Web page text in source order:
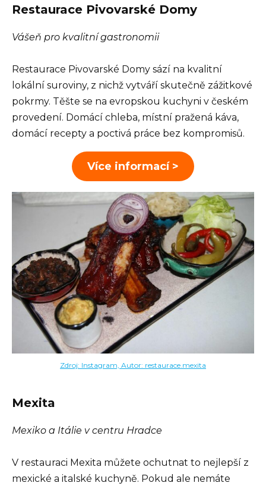
Restaurace Pivovarské Domy
Vášeň pro kvalitní gastronomii
Restaurace Pivovarské Domy sází na kvalitní
lokální suroviny, z nichž vytváří skutečně zážitkové
pokrmy. Těšte se na evropskou kuchyni v českém
provedení. Domácí chleba, místní pražená káva,
domácí recepty a poctivá práce bez kompromisů.
Více informací >
Zdroj: Instagram, Autor: restaurace.mexita
Mexita
Mexiko a Itálie v centru Hradce
V restauraci Mexita můžete ochutnat to nejlepší z
mexické a italské kuchyně. Pokud ale nemáte